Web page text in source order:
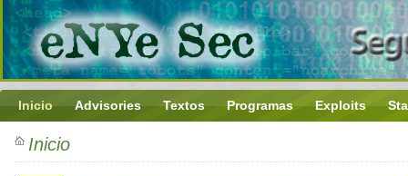
Inicio Advisories Textos Programas Exploits
Inicio